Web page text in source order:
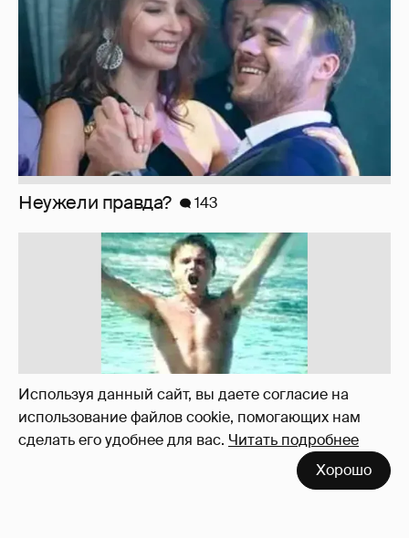
Используя данный сайт, вы даете согласие на
использование файлов cookie, помогающих нам
сделать его удобнее для вас. Читать подробнее
Хорошо
110